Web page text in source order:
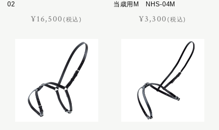
02
¥16,500(税込)
当歳用M NHS-04M
¥3,300(税込)